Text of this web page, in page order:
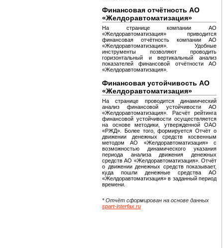
Финансовая отчётность АО
«Желдоравтоматизация»
На странице компании АО
«Желдоравтоматизация» приводится
финансовая отчётность компании АО
«Желдоравтоматизация». Удобные
инструменты позволяют проводить
горизонтальный и вертикальный анализ
показателей финансовой отчётности АО
«Желдоравтоматизация».
Финансовая устойчивость АО
«Желдоравтоматизация»
На странице проводится динамический
анализ финансовой устойчивости АО
«Желдоравтоматизация». Расчёт рейтинга
финансовой устойчивости осуществляется
на основе методики, утвержденной ОАО
«РЖД». Более того, формируется Отчёт о
движении денежных средств косвенным
методом АО «Желдоравтоматизация» с
возможностью динамического указания
периода анализа движения денежных
средств АО «Желдоравтоматизация». Отчёт
о движении денежных средств показывает,
куда пошли денежные средства АО
«Желдоравтоматизация» в заданный период
времени.
* Отчёт сформирован на основе данных
spart-interfax.ru